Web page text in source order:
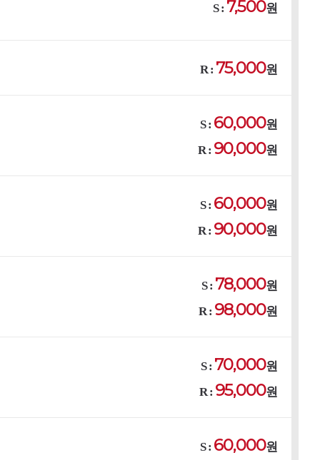
S : 7,500원
R : 75,000원
S : 60,000원
R : 90,000원
S : 60,000원
R : 90,000원
S : 78,000원
R : 98,000원
S : 70,000원
R : 95,000원
S : 60,000원